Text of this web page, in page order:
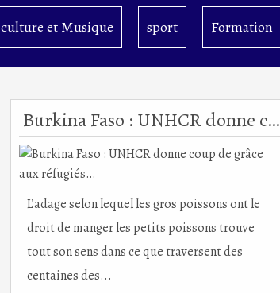
culture et Musique sport Formation
Burkina Faso : UNHCR donne coup de grâce aux réfugiés…
L’adage selon lequel les gros poissons ont le
droit de manger les petits poissons trouve
tout son sens dans ce que traversent des
centaines des...